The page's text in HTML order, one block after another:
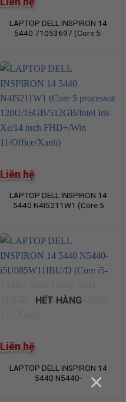
×
LAPTOP DELL INSPIRON 14
5440 71053697 (Core 5-
Home/ Office 24/ 1Y/ Xanh)
LAPTOP DELL INSPIRON 14
5440 N4I5211W1 (Core 5
Xe/14 inch FHD+/Win
11/Office/Xanh)
Liên hệ
HẾT HÀNG
LAPTOP DELL INSPIRON 14
5440 N5440-
i5U085W11IBU/D (Core i5-
Liên hệ